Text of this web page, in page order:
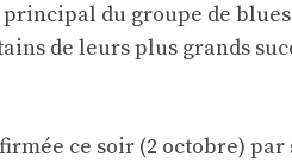
du groupe de
de leurs plus grands
ce soir (2 octobre)